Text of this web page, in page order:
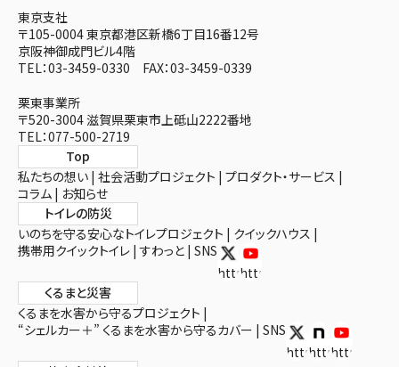
Top
私たちの想い 社会活動プロジェクト プロダクト・サービス
コラム
お知らせ
トイレの防災
いのちを守る安心なトイレプロジェクト
クイックハウス
携帯用クイックトイレ すわっと SNS
https://x.com/toiletex
https://
くるまと災害
くるまを水害から守るプロジェクト
“シェルカー＋” くるまを水害から守るカバー SNS
https://https://https://
東京支社
〒105-0004 東京都港区新橋6丁目16番12号
京阪神御成門ビル4階
TEL：03-3459-0330 FAX：03-3459-0339
栗東事業所
〒520-3004 滋賀県栗東市上砥山2222番地
TEL：077-500-2719